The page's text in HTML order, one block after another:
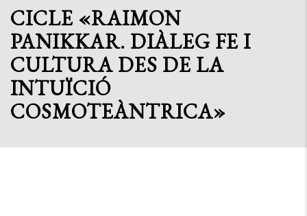
CICLE «RAIMON
PANIKKAR. DIÀLEG FE I
CULTURA DES DE LA
INTUÏCIÓ
COSMOTEÀNTRICA»